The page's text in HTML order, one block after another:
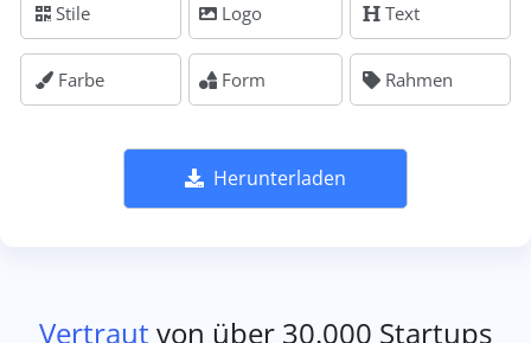
Stile Logo Text
Farbe Form Rahmen
Herunterladen
Vertraut von über 30.000 Startups